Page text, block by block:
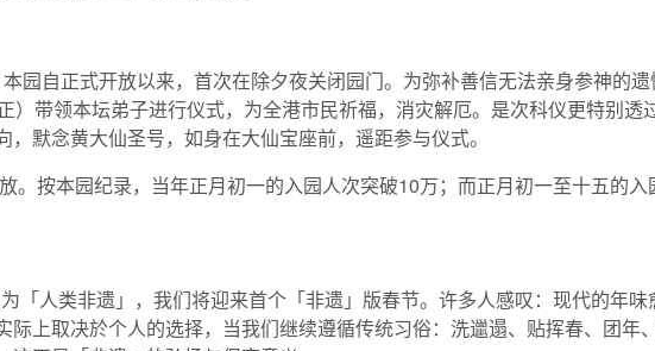
园自正式开放以来，首次在除夕夜关闭园门。为弥补善信无法亲身参神的
）带领本坛弟子进行仪式，为全港市民祈福，消灾解厄。是次科仪更特别透
默念黄大仙圣号，如身在大仙宝座前，遥距参与仪式。
。按本园纪录，当年正月初一的入园人次突破10万；而正月初一至十五的入
「人类非遗」，我们将迎来首个「非遗」版春节。许多人感叹：现代的年味
际上取决於个人的选择，当我们继续遵循传统习俗：洗邋遢、贴挥春、团年